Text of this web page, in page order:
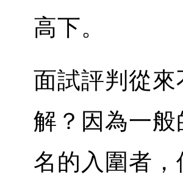
高下。
面試評判從
解？因為一
名的入圍者